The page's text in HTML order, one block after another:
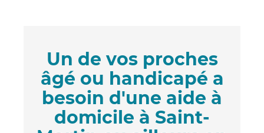
Un de vos proches
âgé ou handicapé a
besoin d'une aide à
domicile à Saint-